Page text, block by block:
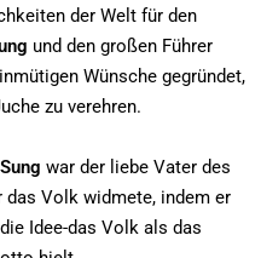
der Welt für den
und den großen Führer
Wünsche gegründet,
zu verehren.
war der liebe Vater des
das Volk widmete, indem er
Idee-das Volk als das